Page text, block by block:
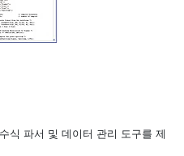
식 파서 및 데이터 관리 도구를 제